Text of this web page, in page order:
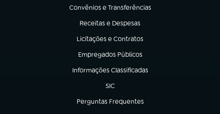
Convênios e Transferências
(abre em nova aba)
Receitas e Despesas
(abre em nova aba)
Licitações e Contratos
(abre em nova aba)
Empregados Públicos
(abre em nova aba)
Informações Classificadas
(abre em nova aba)
SIC
(abre em nova aba)
Perguntas Frequentes
(abre em nova aba)